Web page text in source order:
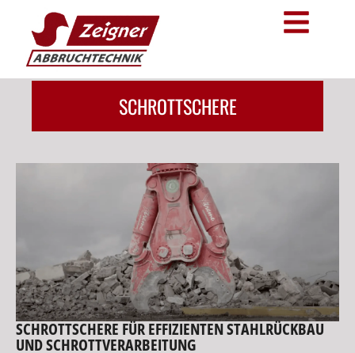
SCHROTTSCHERE
SCHROTTSCHERE FÜR EFFIZIENTEN STAHLRÜCKBAU
UND SCHROTTVERARBEITUNG